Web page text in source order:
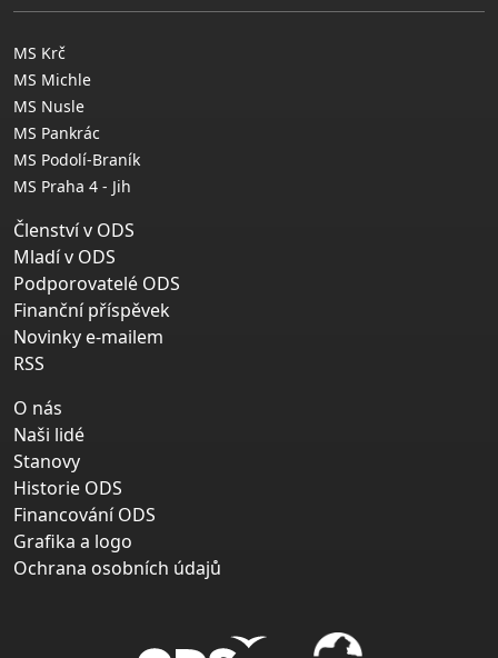
MS Krč
MS Michle
MS Nusle
MS Pankrác
MS Podolí-Braník
MS Praha 4 - Jih
Členství v ODS
Mladí v ODS
Podporovatelé ODS
Finanční příspěvek
Novinky e-mailem
RSS
O nás
Naši lidé
Stanovy
Historie ODS
Financování ODS
Grafika a logo
Ochrana osobních údajů